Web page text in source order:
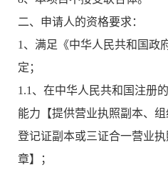
二、申请人的资格要求：
1、满足《中华人民共和国政
定；
1.1、在中华人民共和国注册
能力【提供营业执照副本、
登记证副本或三证合一营业
章】；